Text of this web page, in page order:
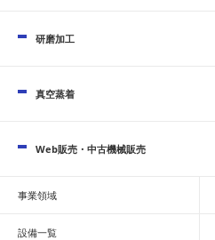
研磨加工
真空蒸着
Web販売・中古機械販売
事業領域
設備一覧